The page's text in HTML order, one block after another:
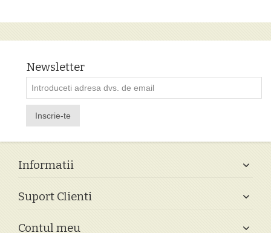
Newsletter
Inscrie-te
Informatii
Suport Clienti
Contul meu